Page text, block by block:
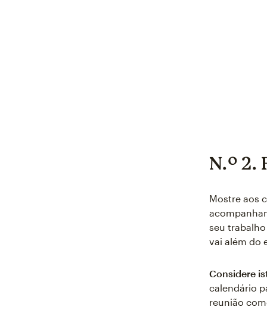
N.º 2.
Mostre aos
seu
vai além do
Considere
calendário
reunião